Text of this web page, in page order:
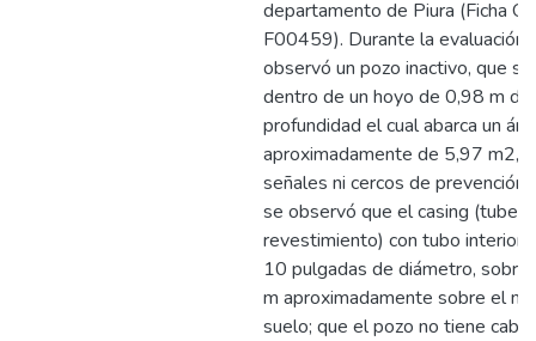
departamento de Piura (Ficha
F00459). Durante la evaluación
observó un pozo inactivo, que
dentro de un hoyo de 0,98 m de
profundidad el cual abarca un
aproximadamente de 5,97 m2,
señales ni cercos de
se observó que el casing
revestimiento) con tubo interior
10 pulgadas de diámetro,
m aproximadamente sobre el
suelo; que el pozo no tiene